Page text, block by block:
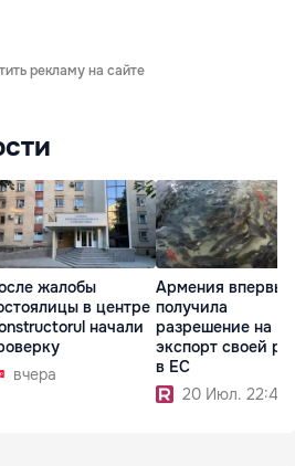
рекламу на сайте
жалобы
в центре
начали
вчера
Армения впервые
получила
разрешение на
экспорт своей
в ЕС
20 Июл. 22:49